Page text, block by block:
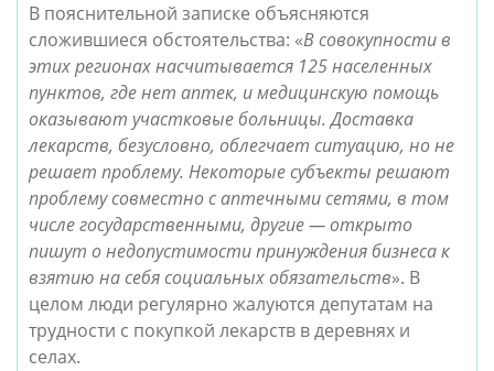
В пояснительной записке объясняются
сложившиеся обстоятельства: «В совокупности в
этих регионах насчитывается 125 населенных
пунктов, где нет аптек, и медицинскую помощь
оказывают участковые больницы. Доставка
лекарств, безусловно, облегчает ситуацию, но не
решает проблему. Некоторые субъекты решают
проблему совместно с аптечными сетями, в том
числе государственными, другие — открыто
пишут о недопустимости принуждения бизнеса к
взятию на себя социальных обязательств». В
целом люди регулярно жалуются депутатам на
трудности с покупкой лекарств в деревнях и
селах.